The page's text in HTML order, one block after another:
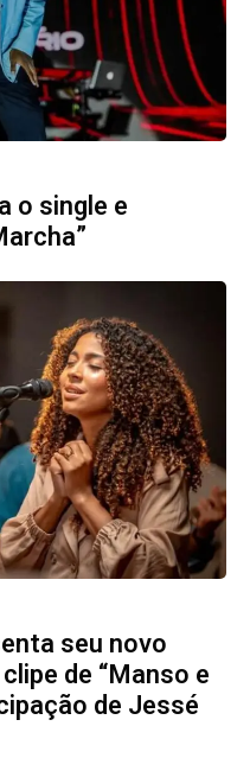
o single e
seu novo
de “Manso e
de Jessé